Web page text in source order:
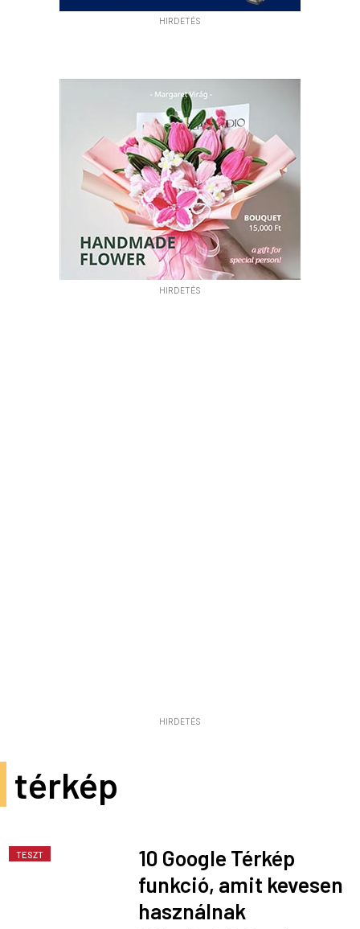
HIRDETÉS
HIRDETÉS
HIRDETÉS
térkép
TESZT
10 Google Térkép
funkció, amit kevesen
használnak